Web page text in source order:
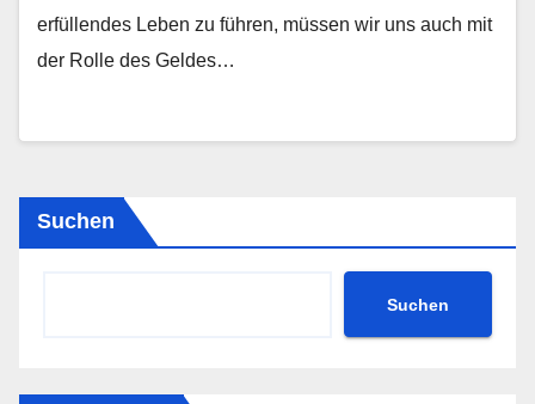
erfüllendes Leben zu führen, müssen wir uns auch mit
der Rolle des Geldes…
Suchen
Suchen